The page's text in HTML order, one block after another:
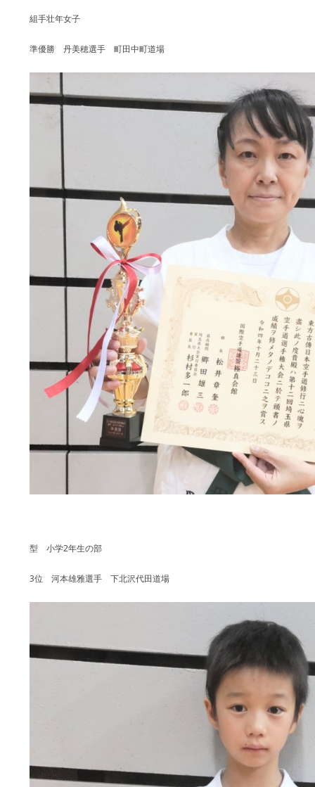
組手壮年女子
準優勝 丹美穂選手 町田中町道場
型 小学2年生の部
3位 河本雄雅選手 下北沢代田道場